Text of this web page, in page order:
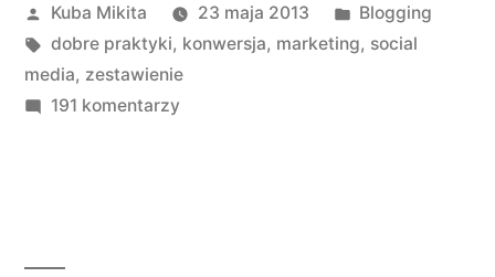
na
to
jak
Opublikowane
przez
Kuba Mikita 23 maja 2013
Opublikowano
w
Blogging
Tagi:
dobre praktyki, konwersja, marketing, social
media, zestawienie
191 komentarzydo